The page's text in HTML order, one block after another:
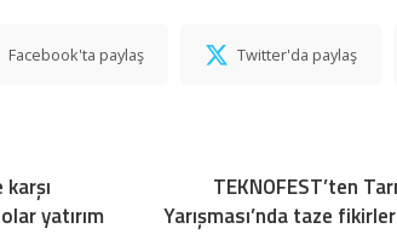
Facebook'ta paylaş Twitter'da paylaş
yatırım
TEKNOFEST’ten
Yarışması’nda taze